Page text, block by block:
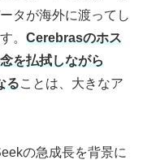
タが海外に渡ってし
。 Cerebrasのホス
を払拭しながら
ることは、大きなア
の急成長を背景に